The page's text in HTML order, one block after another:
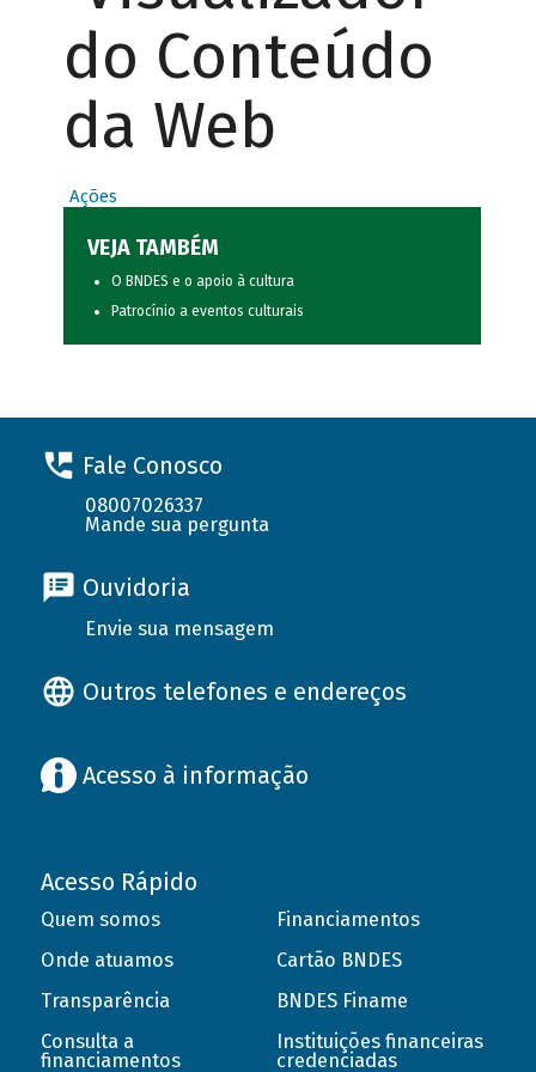
do Conteúdo
da Web
Ações
VEJA TAMBÉM
O BNDES e o apoio à cultura
Patrocínio a eventos culturais
Fale Conosco
08007026337
Mande sua pergunta
Ouvidoria
Envie sua mensagem
Outros telefones e endereços
Acesso à informação
Acesso Rápido
Quem somos
Onde atuamos
Transparência
Consulta a
financiamentos
Financiamentos
Cartão BNDES
BNDES Finame
Instituições financeiras
credenciadas